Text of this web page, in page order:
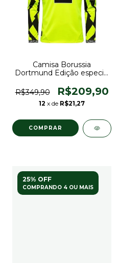
Camisa Borussia
Dortmund Edição especial
manga longa - Torcedor
Puma Masculina -
Amarela neon com
R$349,90 R$209,90
12 x de R$21,27
COMPRAR
25% OFF
COMPRANDO 4 OU MAIS